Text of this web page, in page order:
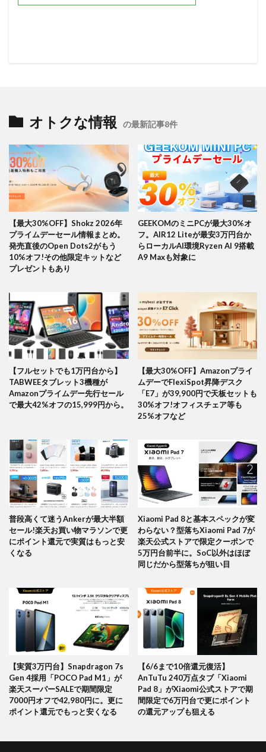
オトクな情報 の最新記事8件
【最大30%OFF】Shokz 2026年
プライムデーセール情報まとめ。
発売直後のOpen Dots2がもう
10%オフ!その他限定キットなど
プレゼントもあり
GEEKOMのミニPCが最大30%オ
フ。AIR12 Liteが最安3万円台か
らローカルAI環境Ryzen AI 9搭載
A9 Maxも対象に
【フルセットでも1万円台から】
TABWEEタブレット3機種が
Amazonプライムデー先行セール
で最大42%オフの15,999円から。
【最大30%OFF】Amazonプライ
ムデーでFlexiSpot昇降デスク
「E7」が39,900円で天板セットも
30%オフ!オフィスチェア等も
25%オフなど
普段高くて迷うAnkerが最大半額
セール!楽天お買い物マラソンで更
にポイント還元で実質はもっと安
くなる
Xiaomi Pad 8と基本スペックが変
わらない？型落ちXiaomi Pad 7が
楽天公式ストアで限定クーポンで
5万円台前半に。SoC以外はほぼ
同じだから型落ちが狙い目
【実質3万円台】Snapdragon 7s
Gen 4採用「POCO Pad M1」が
楽天スーパーSALEで期間限定
7000円オフで42,980円に。更に
ポイント還元でもっと安くなる
【6/6まで10倍還元復活】
AnTuTu 240万点タブ「Xiaomi
Pad 8」がXiaomi公式ストアで期
間限定で6万円台で更にポイント
の還元アップも狙える